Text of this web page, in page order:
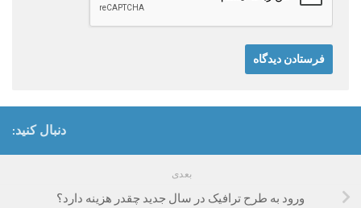
دنبال کنید:
بعدی
ورود به طرح ترافیک در سال جدید چقدر هزینه دارد؟